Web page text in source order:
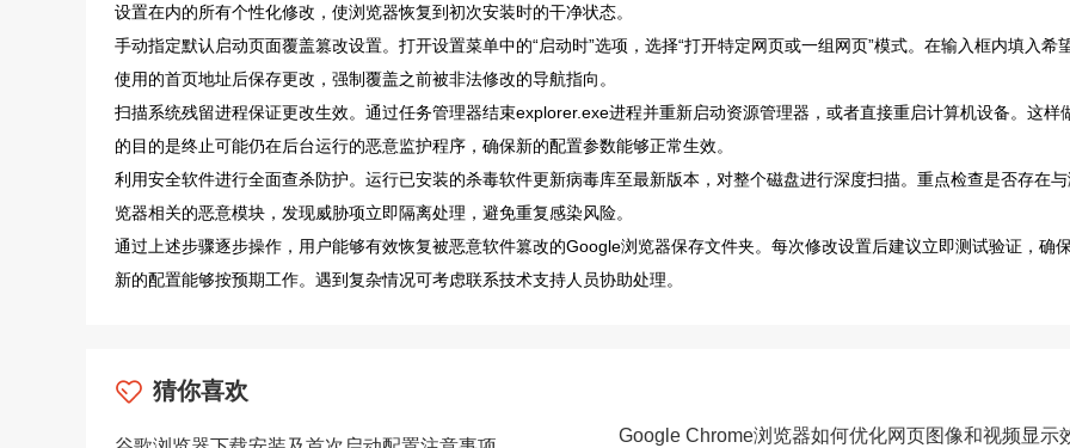
设置在内的所有个性化修改，使浏览器恢复到初次安装时的干净状态。
手动指定默认启动页面覆盖篡改设置。打开设置菜单中的“启动时”选项，选择“打开特定网页或一组网页”模式。在输入框内填入希
使用的首页地址后保存更改，强制覆盖之前被非法修改的导航指向。
扫描系统残留进程保证更改生效。通过任务管理器结束explorer.exe进程并重新启动资源管理器，或者直接重启计算机设备。这样
的目的是终止可能仍在后台运行的恶意监护程序，确保新的配置参数能够正常生效。
利用安全软件进行全面查杀防护。运行已安装的杀毒软件更新病毒库至最新版本，对整个磁盘进行深度扫描。重点检查是否存在与
览器相关的恶意模块，发现威胁项立即隔离处理，避免重复感染风险。
通过上述步骤逐步操作，用户能够有效恢复被恶意软件篡改的Google浏览器保存文件夹。每次修改设置后建议立即测试验证，确
新的配置能够按预期工作。遇到复杂情况可考虑联系技术支持人员协助处理。
猜你喜欢
Google Chrome浏览器如何优化网页图像和视频显示